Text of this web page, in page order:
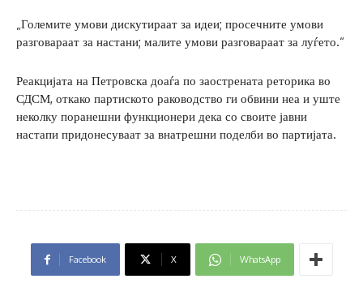
„Големите умови дискутираат за идеи; просечните умови
разговараат за настани; малите умови разговараат за луѓето.“
Реакцијата на Петровска доаѓа по заострената реторика во
СДСМ, откако партиското раководство ги обвини неа и уште
неколку поранешни функционери дека со своите јавни
настапи придонесуваат за внатрешни поделби во партијата.
Facebook X WhatsApp